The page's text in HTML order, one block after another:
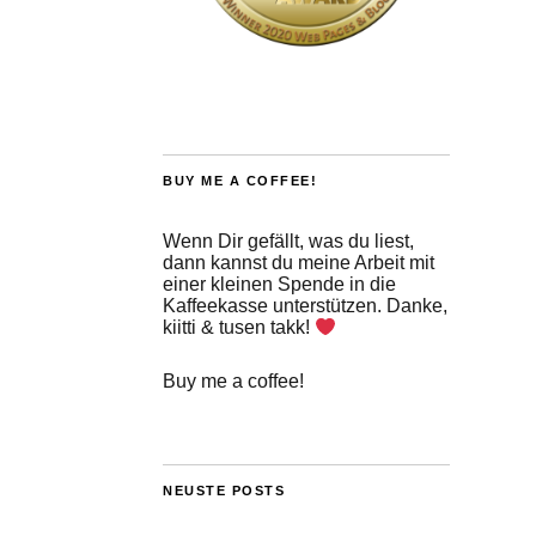
BUY ME A COFFEE!
Wenn Dir gefällt, was du liest,
dann kannst du meine Arbeit mit
einer kleinen Spende in die
Kaffeekasse unterstützen. Danke,
kiitti & tusen takk!
Buy me a coffee!
NEUSTE POSTS